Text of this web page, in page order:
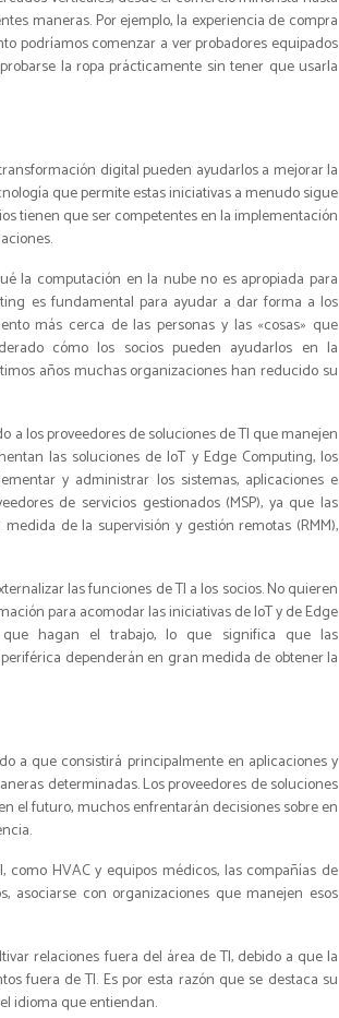
maneras. Por ejemplo, la experiencia de compra
podríamos comenzar a ver probadores equipados
la ropa prácticamente sin tener que usarla
digital pueden ayudarlos a mejorar la
que permite estas iniciativas a menudo sigue
tienen que ser competentes en la implementación
la computación en la nube no es apropiada para
es fundamental para ayudar a dar forma a los
más cerca de las personas y las «cosas» que
cómo los socios pueden ayudarlos en la
años muchas organizaciones han reducido su
a los proveedores de soluciones de TI que manejen
las soluciones de IoT y Edge Computing, los
y administrar los sistemas, aplicaciones e
de servicios gestionados (MSP), ya que las
de la supervisión y gestión remotas (RMM),
las funciones de TI a los socios. No quieren
para acomodar las iniciativas de IoT y de Edge
hagan el trabajo, lo que significa que las
dependerán en gran medida de obtener la
a que consistirá principalmente en aplicaciones y
determinadas. Los proveedores de soluciones
el futuro, muchos enfrentarán decisiones sobre en
HVAC y equipos médicos, las compañías de
asociarse con organizaciones que manejen esos
relaciones fuera del área de TI, debido a que la
fuera de TI. Es por esta razón que se destaca su
idioma que entiendan.